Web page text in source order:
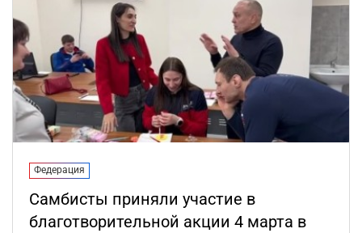
Федерация
Самбисты приняли участие в
благотворительной акции 4 марта в